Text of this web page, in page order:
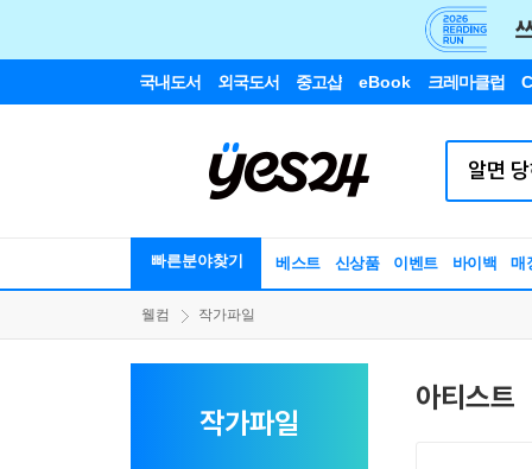
국내도서 외국도서 중고샵 eBook 크레마클럽
빠른분야찾기 베스트 신상품 이벤트 바이백 매
웰컴 작가파일
작가파일
아티스트